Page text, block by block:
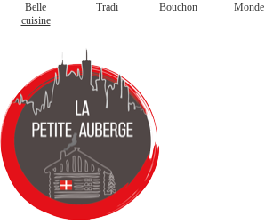
Belle
cuisine
Tradi Bouchon Monde